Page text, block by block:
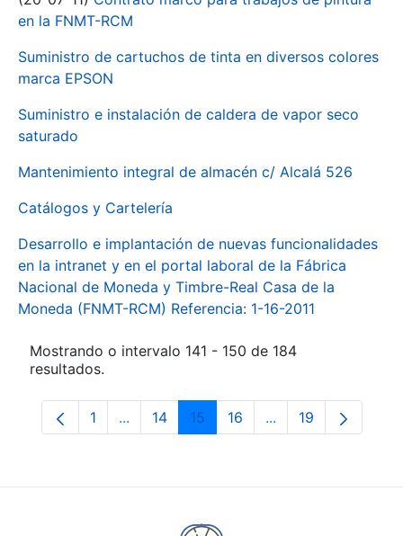
en la FNMT-RCM
Suministro de cartuchos de tinta en diversos colores
marca EPSON
Suministro e instalación de caldera de vapor seco
saturado
Mantenimiento integral de almacén c/ Alcalá 526
Catálogos y Cartelería
Desarrollo e implantación de nuevas funcionalidades
en la intranet y en el portal laboral de la Fábrica
Nacional de Moneda y Timbre-Real Casa de la
Moneda (FNMT-RCM) Referencia: 1-16-2011
Mostrando o intervalo 141 - 150 de 184
resultados.
Páxina
1 ...Páxinas intermedias Use pestaña para
Páxina
14 Páxina
15 Páxina
16 ...PáxinasPáxina
19